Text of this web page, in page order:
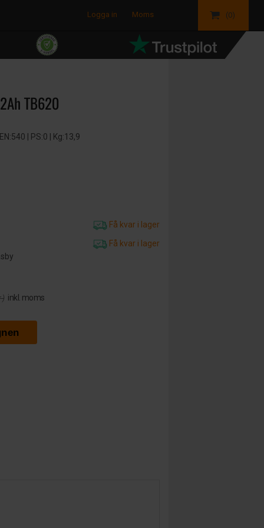
Logga in Moms (0)
TB620
| PS:0 | Kg:13,9
Få kvar i lager
Få kvar i lager
) inkl. moms